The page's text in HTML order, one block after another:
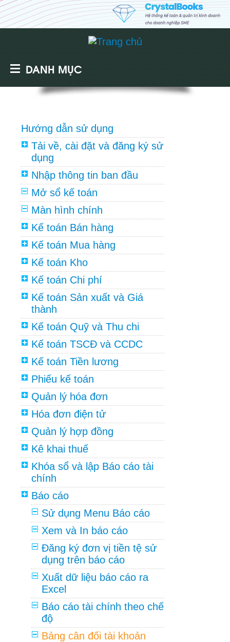
DANH MỤC
Hướng dẫn sử dụng
Tải về, cài đặt và đăng ký sử
dụng
Nhập thông tin ban đầu
Mở sổ kế toán
Màn hình chính
Kế toán Bán hàng
Kế toán Mua hàng
Kế toán Kho
Kế toán Chi phí
Kế toán Sản xuất và Giá
thành
Kế toán Quỹ và Thu chi
Kế toán TSCĐ và CCDC
Kế toán Tiền lương
Phiếu kế toán
Quản lý hóa đơn
Hóa đơn điện tử
Quản lý hợp đồng
Kê khai thuế
Khóa sổ và lập Báo cáo tài
chính
Báo cáo
Sử dụng Menu Báo cáo
Xem và In báo cáo
Đăng ký đơn vị tiền tệ sử
dụng trên báo cáo
Xuất dữ liệu báo cáo ra
Excel
Báo cáo tài chính theo chế
độ
Bảng cân đối tài khoản